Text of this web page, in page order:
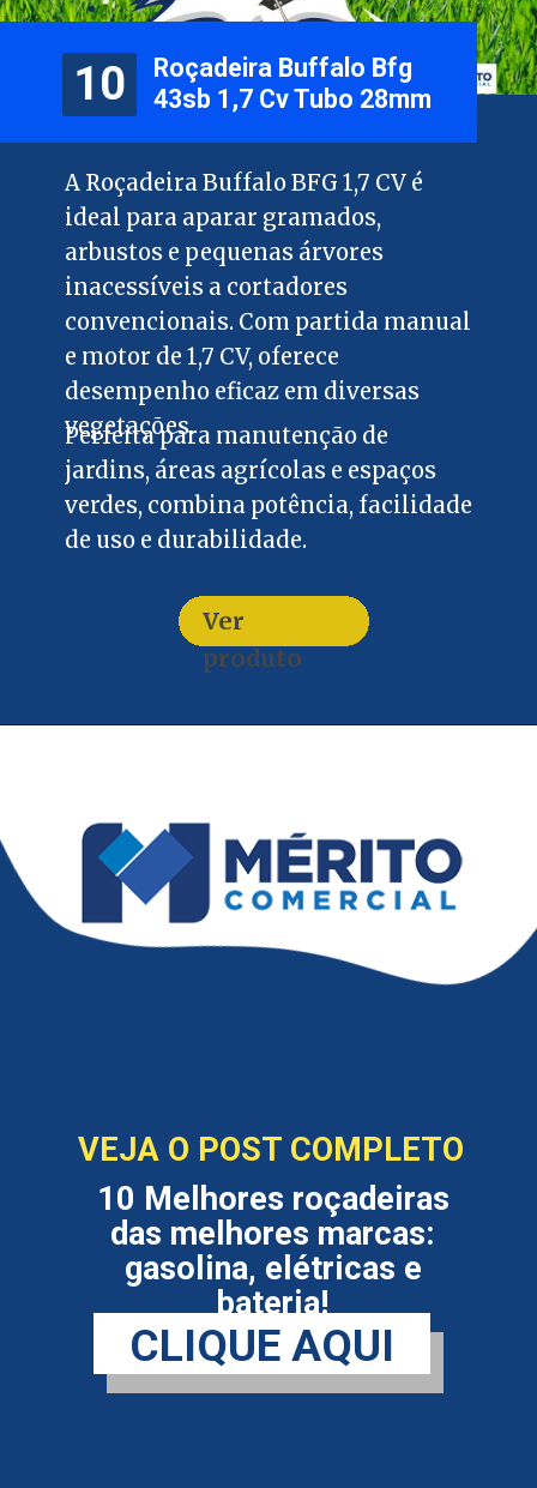
Roçadeira Buffalo Bfg
43sb 1,7 Cv Tubo 28mm
A Roçadeira Buffalo BFG 1,7 CV é
ideal para aparar gramados,
arbustos e pequenas árvores
inacessíveis a cortadores
convencionais. Com partida manual
e motor de 1,7 CV, oferece
desempenho eficaz em diversas
vegetações.
10
10
Ver
produto
Perfeita para manutenção de
jardins, áreas agrícolas e espaços
verdes, combina potência, facilidade
de uso e durabilidade.
VEJA O POST COMPLETO
CLIQUE AQUI
10 Melhores roçadeiras
das melhores marcas:
gasolina, elétricas e
bateria!